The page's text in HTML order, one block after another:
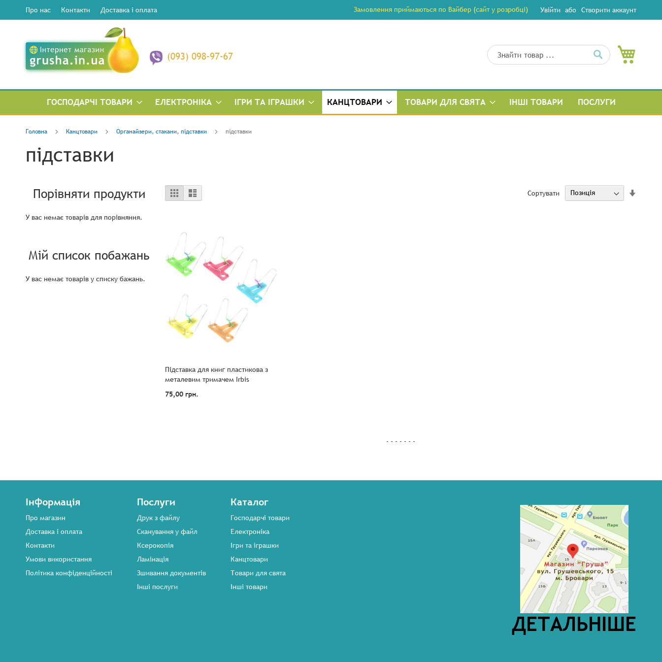
Замовлення приймаються по Вайбер (сайт у розробці) Увійти Створити аккаунт
Про нас Контакти Доставка і оплата
Пошук
Пошук
(093) 098-97-67
ГОСПОДАРЧІ ТОВАРИ ЕЛЕКТРОНІКА ІГРИ ТА ІГРАШКИ КАНЦТОВАРИ ТОВАРИ ДЛЯ СВЯТА ІНШІ ТОВАРИ ПОСЛУГИ
Головна Канцтовари Органайзери, стакани, підставки підставки
підставки
Переглянути
як
сітка список Сортувати
Підставка для книг пластикова з
металевим тримачем Irbis
75,00 грн.
- - - - - - -
Порівняти продукти
У вас немає товарів для порівняння.
Мій список побажань
У вас немає товарів у списку бажань.
Інформація
Про магазин
Доставка і оплата
Контакти
Умови використання
Політика конфіденційності
Послуги
Друк з файлу
Сканування у файл
Ксерокопія
Ламінація
Зшивання документів
Інші послуги
Каталог
Господарчі товари
Електроніка
Ігри та іграшки
Канцтовари
Товари для свята
Інші товари
ДЕТАЛЬНІШЕ